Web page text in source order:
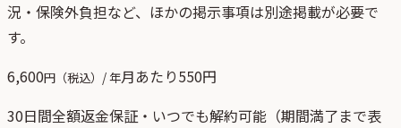
況・保険外負担など、ほかの掲示事項は別途掲載が必要で
す。
6,600円（税込）/ 年月あたり550円
30日間全額返金保証・いつでも解約可能（期間満了まで表